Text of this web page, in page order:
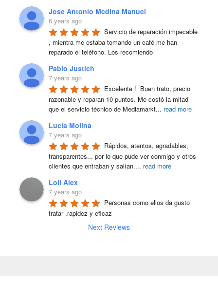
Jose Antonio Medina Manuel
6 years ago
Servicio de reparación impecable
, mientra me estaba tomando un café me han
reparado el teléfono. Los recomiendo
Pablo Justich
7 years ago
Excelente !  Buen trato, precio
razonable y reparan 10 puntos. Me costó la mitad
que el servicio técnico de Mediamarkt... read more
Lucia Molina
7 years ago
Rápidos, atentos, agradables,
transparentes... por lo que pude ver conmigo y otros
clientes que entraban y salían.... read more
Loli Alex
7 years ago
Personas como ellos da gusto
tratar ,rapidez y eficaz
Next Reviews